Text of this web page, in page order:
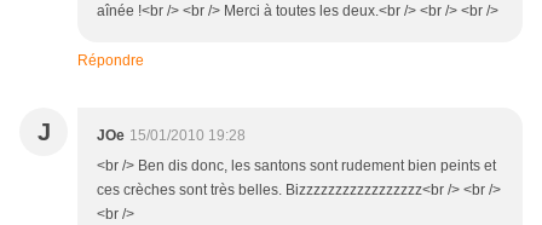
aînée !<br /> <br /> Merci à toutes les deux.<br /> <br /> <br />
Répondre
J JOe 15/01/2010 19:28
<br /> Ben dis donc, les santons sont rudement bien peints et
ces crèches sont très belles. Bizzzzzzzzzzzzzzzzz<br /> <br />
<br />